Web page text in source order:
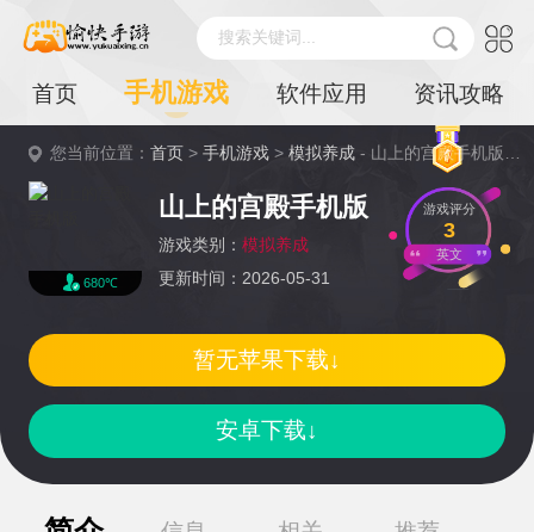
搜索关键词...
首页 手机游戏 软件应用 资讯攻略
您当前位置：首页 >手机游戏 >模拟养成 - 山上的宫殿手机版详情
680℃
山上的宫殿手机版
游戏类别： 模拟养成
更新时间：2026-05-31
游戏评分
3
英文
安卓下载↓
暂无苹果下载↓